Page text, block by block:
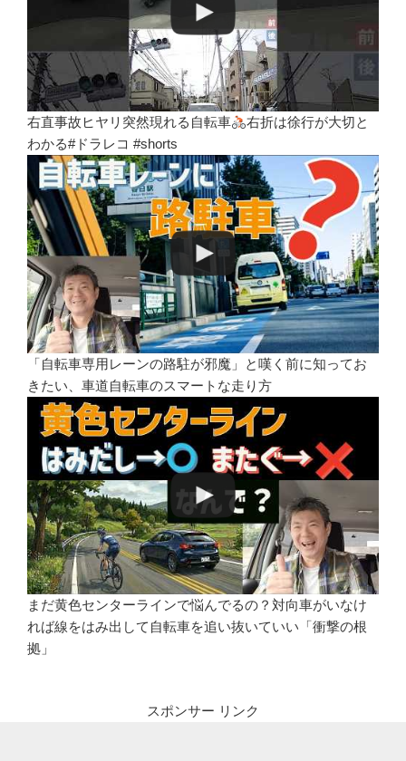
右直事故ヒヤリ突然現れる自転車
右折は徐行が大切と
わかる#ドラレコ #shorts
「自転車専用レーンの路駐が邪魔」と嘆く前に知ってお
きたい、車道自転車のスマートな走り方
まだ黄色センターラインで悩んでるの？対向車がいなけ
れば線をはみ出して自転車を追い抜いていい「衝撃の根
拠」
スポンサー リンク